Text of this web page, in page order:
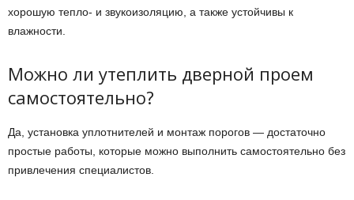
хорошую тепло- и звукоизоляцию, а также устойчивы к
влажности.
Можно ли утеплить дверной проем
самостоятельно?
Да, установка уплотнителей и монтаж порогов — достаточно
простые работы, которые можно выполнить самостоятельно без
привлечения специалистов.